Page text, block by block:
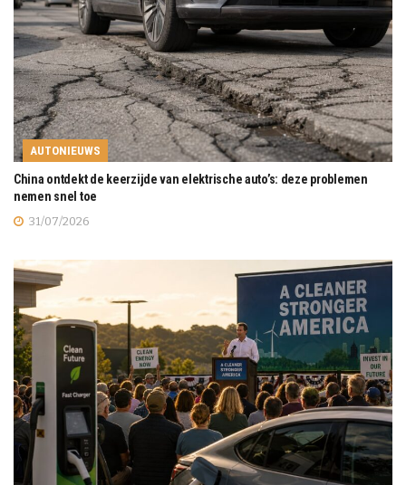
AUTONIEUWS
China ontdekt de keerzijde van elektrische auto’s: deze problemen
nemen snel toe
31/07/2026